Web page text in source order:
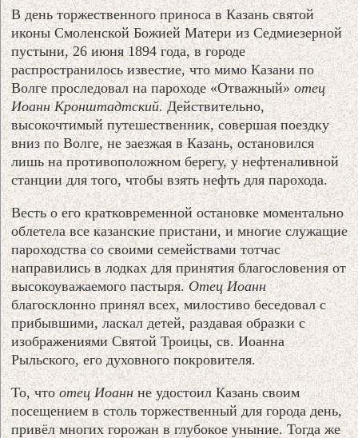
В день торжественного приноса в Казань святой
иконы Смоленской Божией Матери из Седмиезерной
пустыни, 26 июня 1894 года, в городе
распространилось известие, что мимо Казани по
Волге проследовал на пароходе «Отважный»отец
Иоанн Кронштадтский. Действительно,
высокочтимый путешественник, совершая поездку
вниз по Волге, не заезжая в Казань, остановился
лишь на противоположном берегу, у нефтеналивной
станции для того, чтобы взять нефть для парохода.
Весть о его кратковременной остановке моментально
облетела все казанские пристани, и многие служащие
пароходства со своими семействами тотчас
направились в лодках для принятия благословения от
высокоуважаемого пастыря.Отец Иоанн
благосклонно принял всех, милостиво беседовал с
прибывшими, ласкал детей, раздавая образки с
изображениями Святой Троицы, св. Иоанна
Рыльского, его духовного покровителя.
То, чтоотец Иоаннне удостоил Казань своим
посещением в столь торжественный для города день,
привёл многих горожан в глубокое уныние. Тогда же